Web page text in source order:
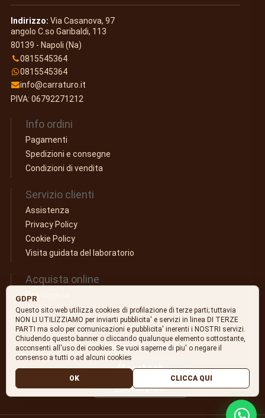
Indirizzo: Via Casanova, 97
angolo C.so Garibaldi, 113
80139 - Napoli (Na)
0815545364
0815545364
info@carraturo.it
PIVA: 06792271212
Info ordini
Pagamenti
Spedizioni e consegne
Condizioni di vendita
Servizio clienti
Assistenza
Privacy Policy
Cookie Policy
Visita guidata del laboratorio
Acquista online
Pasticceria
Carrello
I tuoi ordini
SEGUICI SUI SOCIAL
Facebook
Instagram
GDPR
Questo sito web utilizza cookies di profilazione di terze parti; tuttavia
NON LI UTILIZZIAMO per inviarti pubblicita' e servizi in linea DI TERZE
PARTI ma solo per comunicazioni e pubblicita' inerenti i NOSTRI servizi.
Chiudendo questo banner o cliccando qualunque elemento sottostante,
acconsenti all'uso dei cookies. Se vuoi saperne di piu' o negare il
consenso a tutti o ad alcuni cookies
OK CLICCA QUI